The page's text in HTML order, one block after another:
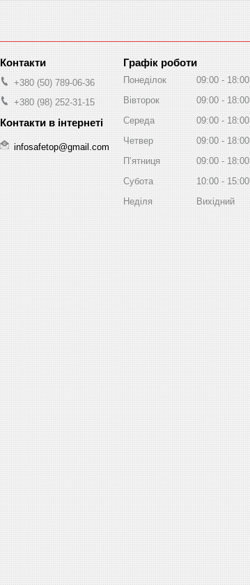
+380 (50) 789-06-36
+380 (98) 252-31-15
infosafetop@gmail.com
Графік роботи
Понеділок 09:00
18:00
Вівторок
09:00
18:00
Середа
09:00
18:00
Четвер
09:00
18:00
Пʼятниця
09:00
18:00
Субота
10:00
15:00
Неділя
Вихідний